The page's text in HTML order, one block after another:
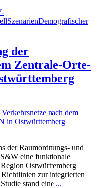
SzenarienDemografischer
der
Zentrale-Orte-
der Raumordnungs- und
eine funktionale
Ostwürttemberg
zur integrierten
stand eine ...